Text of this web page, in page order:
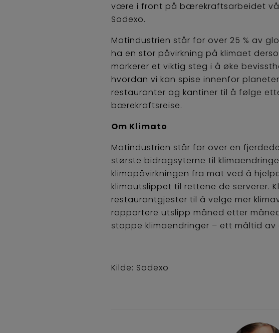
være i front på bærekraftsarbeidet
Sodexo.
Matindustrien står for over 25 % av
ha en stor påvirkning på klimaet
markerer et viktig steg i å øke
hvordan vi kan spise innenfor
restauranter og kantiner til å følge
bærekraftsreise.
Om Klimato
Matindustrien står for over en
største bidragsyterne til
klimapåvirkningen fra mat ved å
klimautslippet til rettene de serverer.
restaurantgjester til å velge mer
rapportere utslipp måned etter
stoppe klimaendringer – ett måltid av
Kilde: Sodexo